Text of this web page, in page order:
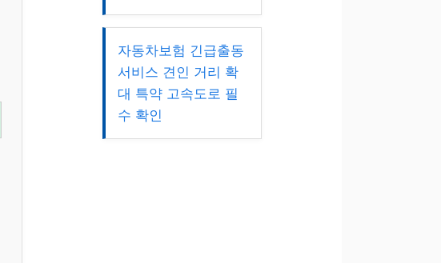
자동차보험 긴급출동
서비스 견인 거리 확
대 특약 고속도로 필
수 확인